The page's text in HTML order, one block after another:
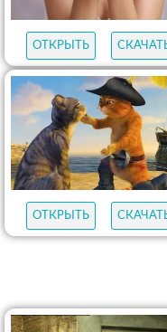
ОТКРЫТЬ
ОТКРЫТЬ